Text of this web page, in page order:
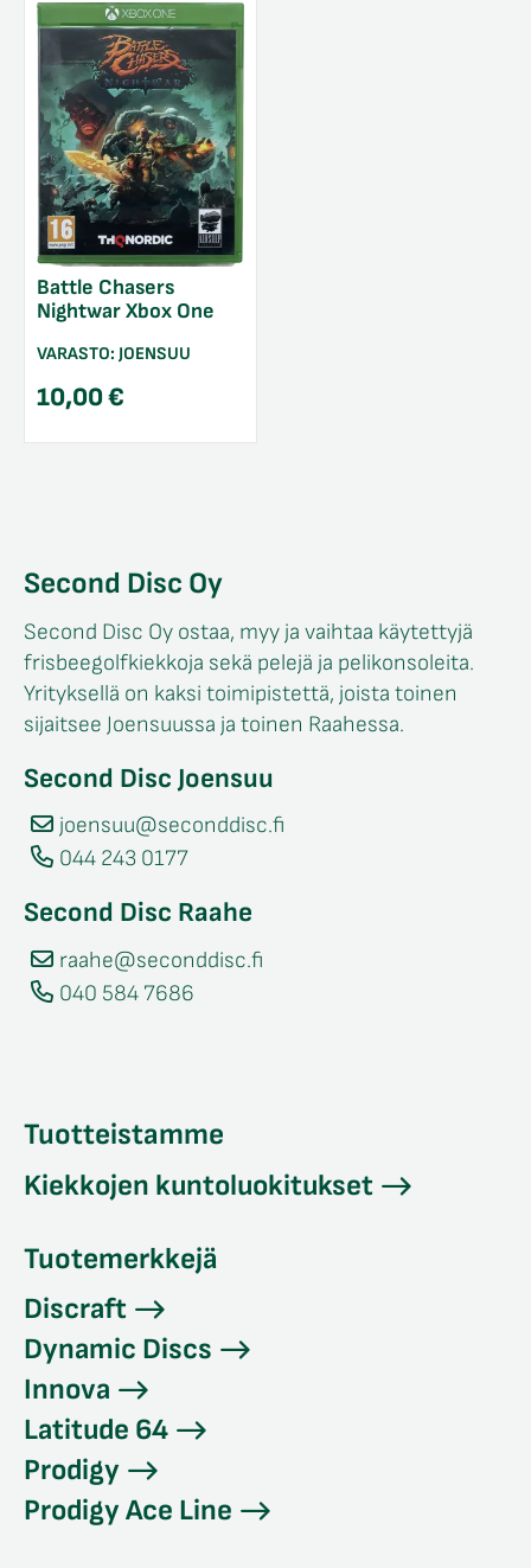
Battle Chasers
Nightwar Xbox One
VARASTO: JOENSUU
10,00€
Second Disc Oy
Second Disc Oy ostaa, myy ja vaihtaa käytettyjä
frisbeegolfkiekkoja sekä pelejä ja pelikonsoleita.
Yrityksellä on kaksi toimipistettä, joista toinen
sijaitsee Joensuussa ja toinen Raahessa.
Second Disc Joensuu
joensuu@seconddisc.fi
044 243 0177
Second Disc Raahe
raahe@seconddisc.fi
040 584 7686
Tuotteistamme
Kiekkojen kuntoluokitukset
Tuotemerkkejä
Discraft
Dynamic Discs
Innova
Latitude 64
Prodigy
Prodigy Ace Line